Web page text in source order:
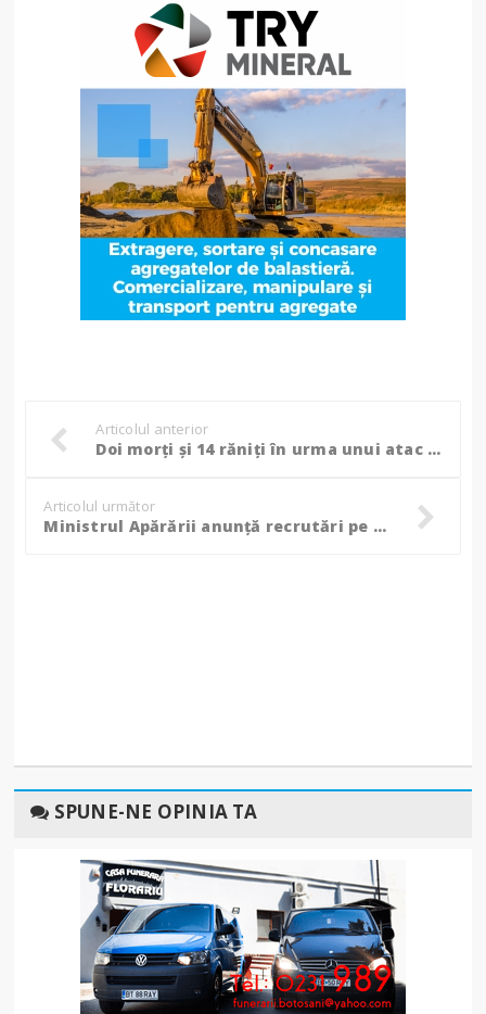
Articolul anterior
Doi morți și 14 răniți în urma unui atac rusesc cu drone și rachete asupra orașului Cernăuți! (Foto)
Articolul următor
Ministrul Apărării anunță recrutări pe bandă rulantă: „E nevoie de mai multă lume!”. Ce spune despre armata obligatorie
SPUNE-NE OPINIA TA